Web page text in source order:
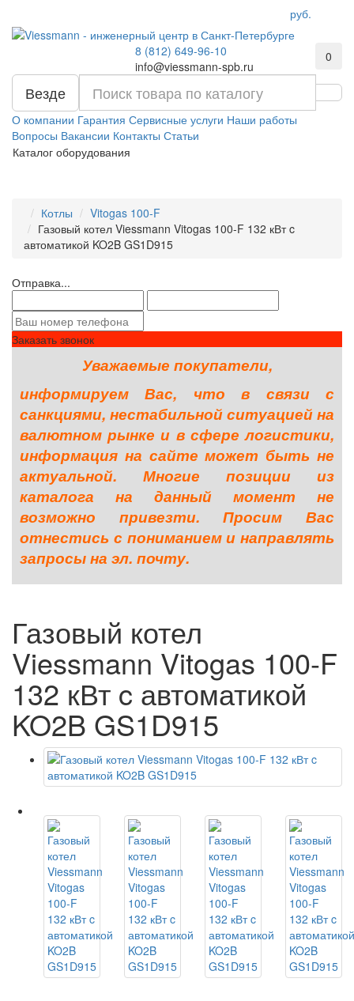
руб.
8 (812) 649-96-10
info@viessmann-spb.ru
0
Везде
О компании Гарантия Сервисные услуги Наши работы
Вопросы Вакансии Контакты Статьи
Каталог оборудования
Котлы
Vitogas 100-F
Газовый котел Viessmann Vitogas 100-F 132 кВт c
автоматикой KO2B GS1D915
Отправка...
Заказать звонок
Уважаемые покупатели,
информируем Вас, что в связи с
санкциями, нестабильной ситуацией на
валютном рынке и в сфере логистики,
информация на сайте может быть не
актуальной. Многие позиции из
каталога на данный момент не
возможно привезти. Просим Вас
отнестись с пониманием и направлять
запросы на эл. почту.
Газовый котел
Viessmann Vitogas 100-F
132 кВт c автоматикой
KO2B GS1D915